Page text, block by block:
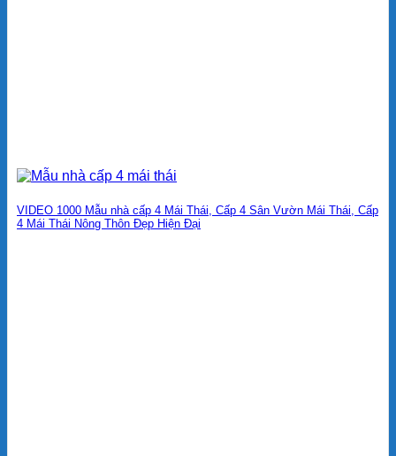
VIDEO 1000 Mẫu nhà cấp 4 Mái Thái, Cấp 4 Sân Vườn Mái Thái, Cấp
4 Mái Thái Nông Thôn Đẹp Hiện Đại